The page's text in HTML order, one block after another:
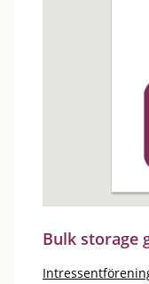
Bulk storage